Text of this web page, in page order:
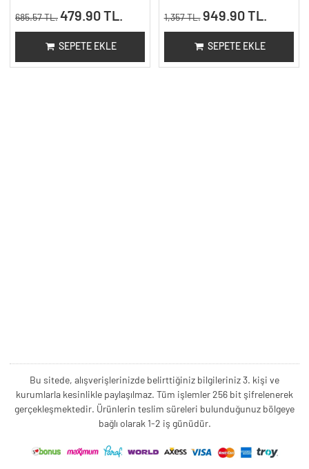
685.57 TL. 479.90 TL.
SEPETE EKLE
1,357 TL. 949.90 TL.
SEPETE EKLE
Bu sitede, alışverişlerinizde belirttiğiniz bilgileriniz 3. kişi ve
kurumlarla kesinlikle paylaşılmaz. Tüm işlemler 256 bit şifrelenerek
gerçekleşmektedir. Ürünlerin teslim süreleri bulunduğunuz bölgeye
bağlı olarak 1-2 iş günüdür.